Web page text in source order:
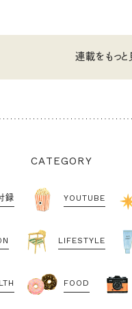
連載をもっと
CATEGORY
録 YOUTUBE
LIFESTYLE
FOOD